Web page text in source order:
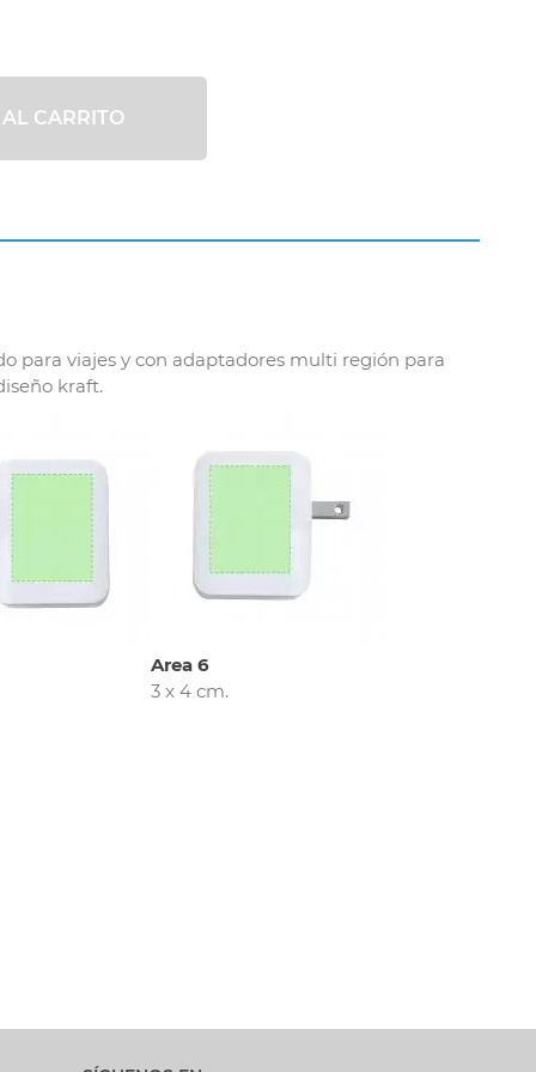
CARRITO
para viajes y con adaptadores multi región para
kraft.
Area 6
3 x 4 cm.